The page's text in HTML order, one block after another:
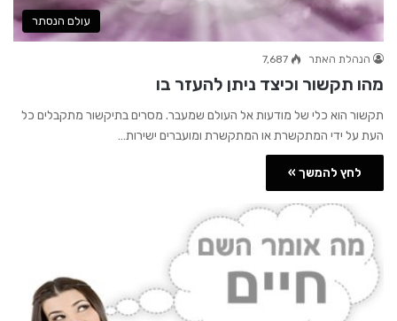
עולם הנסתר
הנהלת האתר 7,687
מהו תקשור וכיצד ניתן להעזר בו
תקשור הוא כלי של מודעות אל העולם שמעבר. מסרים בתיקשור מתקבלים כל
העת על ידי המתקשרת או המתקשרת ומועברים ישירות…
לחץ להמשך »